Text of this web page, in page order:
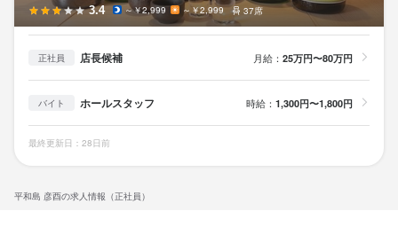
平和島 彦酉の求人情報（正社員）
3.4 ～￥2,999 ～￥2,999 37席
正社員 店長候補 月給： 25万円〜80万円
バイト ホールスタッフ 時給： 1,300円〜1,800円
最終更新日：28日前
選考の流れ
営業日以内に返信しております。
気兼ねなくご相談ください。
少しでも興味をお持ちでしたら、ぜひお気軽にご応募ください!